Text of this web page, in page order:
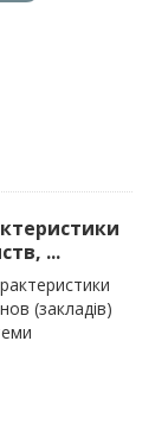
...
(закладів)